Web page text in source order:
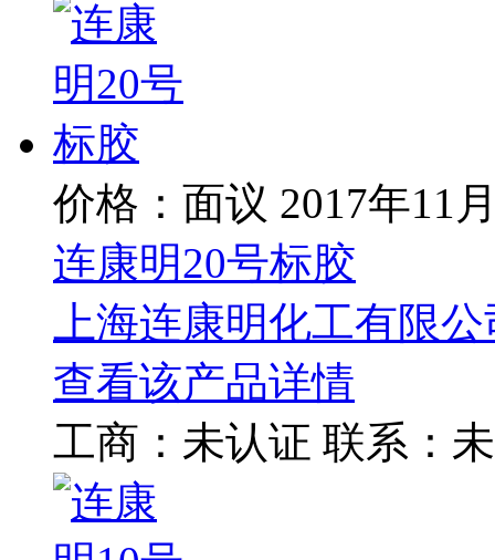
价格：面议 2017年11
连康明20号标胶
上海连康明化工有限
查看该产品详情
工商： 未认证 联系：